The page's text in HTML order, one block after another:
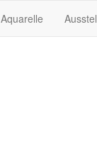
Aquarelle